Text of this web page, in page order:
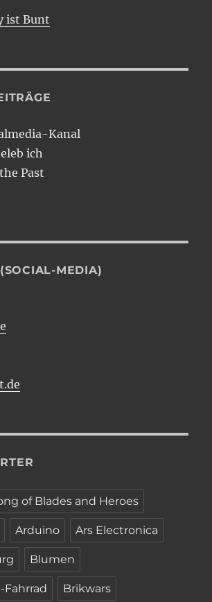
ist Bunt
Kanal
ich
Past
MEDIA)
of Blades and Heroes
Arduino Ars Electronica
Blumen
Brikwars